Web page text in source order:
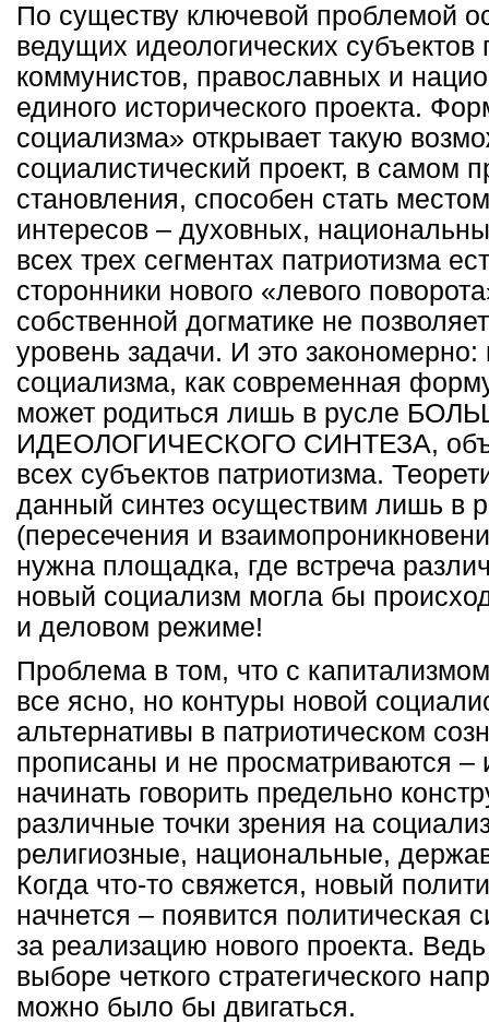
По существу ключевой проблемой
ведущих идеологических субъектов
коммунистов, православных и
единого исторического проекта.
социализма» открывает такую
социалистический проект, в самом
становления, способен стать
интересов – духовных,
всех трех сегментах патриотизма
сторонники нового «левого
собственной догматике не
уровень задачи. И это закономерно:
социализма, как современная
может родиться лишь в русле
ИДЕОЛОГИЧЕСКОГО СИНТЕЗА,
всех субъектов патриотизма.
данный синтез осуществим лишь в
(пересечения и
нужна площадка, где встреча
новый социализм могла бы
и деловом режиме!
Проблема в том, что с
все ясно, но контуры новой
альтернативы в патриотическом
прописаны и не просматриваются –
начинать говорить предельно
различные точки зрения на
религиозные, национальные,
Когда что-то свяжется, новый
начнется – появится политическая
за реализацию нового проекта.
выборе четкого стратегического
можно было бы двигаться.